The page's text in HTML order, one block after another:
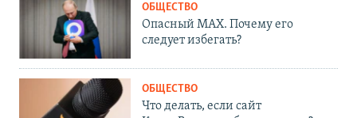
ОБЩЕСТВО
Опасный MAX. Почему его
следует избегать?
ОБЩЕСТВО
Что делать, если сайт